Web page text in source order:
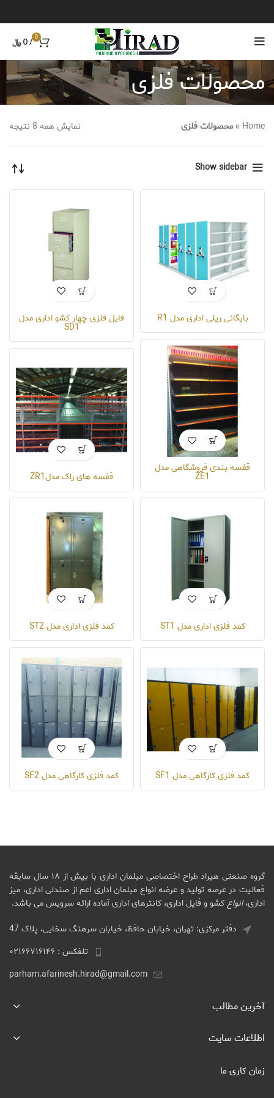
0
/
0 ﷼
محصولات فلزی
Home
»محصولات فلزی نمایش همه 8 نتیجه
Show sidebar
بایگانی ریلی اداری مدل R1 فایل فلزی چهار کشو اداری مدل
SD1
قفسه بندی فروشگاهی مدل
ZE1 قفسه های راک مدلZR1
کمد فلزی اداری مدل ST1 کمد فلزی اداری مدل ST2
کمد فلزی کارگاهی مدل SF1 کمد فلزی کارگاهی مدل SF2
گروه صنعتی هیراد طراح اختصاصی مبلمان اداری با بیش از ۱۸ سال سابقه
فعالیت در عرصه تولید و عرضه انواع مبلمان اداری اعم از صندلی اداری، میز
اداری،انواعکشو و فایل اداری، کانترهای اداری آماده ارائه سرویس می باشد.
دفتر مرکزی: تهران، خیابان حافظ، خیابان سرهنگ سخایی، پلاک 47
تلفکس : ۰۲۱۶۶۷۱۶۱۴۶
parham.afarinesh.hirad@gmail.com
آخرین مطالب
اطلاعات سایت
زمان کاری ما